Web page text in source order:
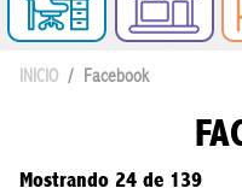
INICIO Facebook
Mostrando 24 de 139